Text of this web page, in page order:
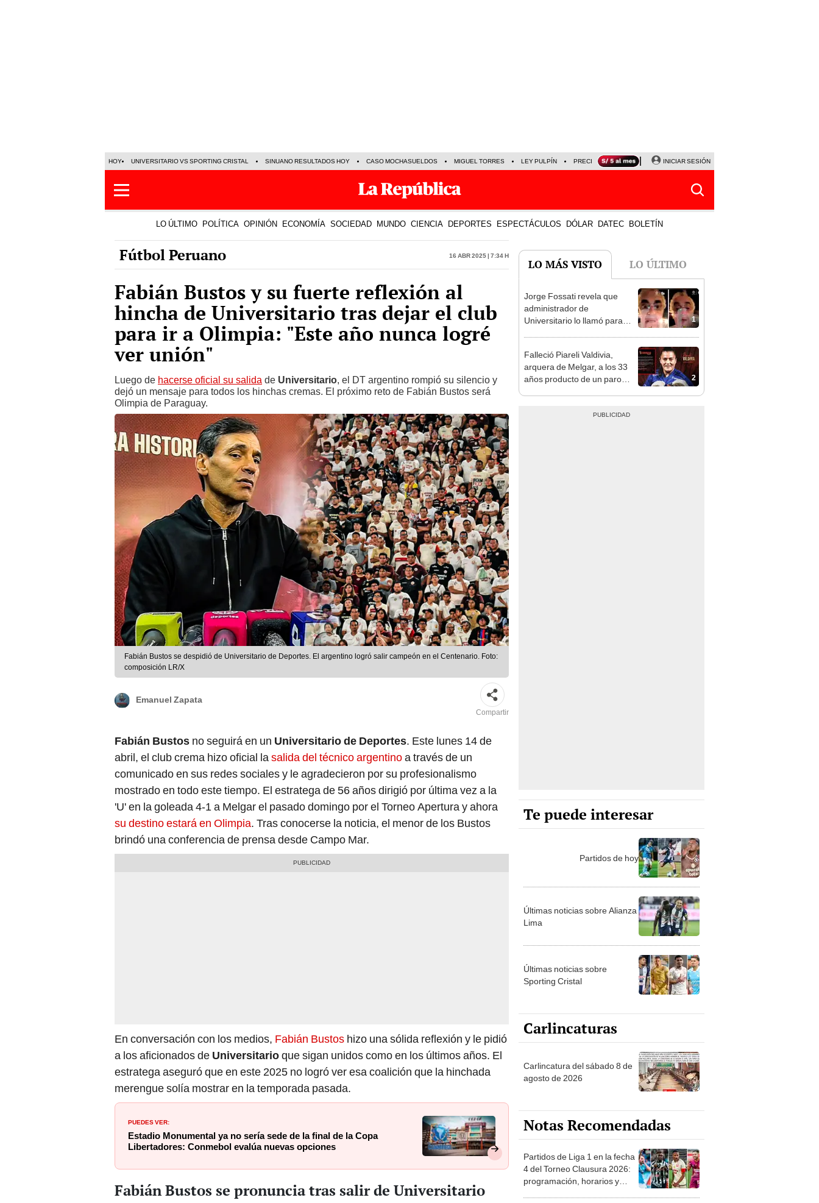
HOY UNIVERSITARIO VS SPORTING CRISTAL SINUANO RESULTADOS HOY CASO MOCHASUELDOS MIGUEL TORRES LEY PULPÍN PRECIO DEL DÓLAR CORTE DE LUZ VIERNES 7 DE AGOSTO
INICIAR SESIÓN
LO ÚLTIMO POLÍTICA OPINIÓN ECONOMÍA SOCIEDAD MUNDO CIENCIA DEPORTES ESPECTÁCULOS DÓLAR DATEC BOLETÍN
Fútbol Peruano 16 Abr 2025 | 7:34 h
Fabián Bustos y su fuerte reflexión al
hincha de Universitario tras dejar el club
para ir a Olimpia: "Este año nunca logré
ver unión"
Luego de hacerse oficial su salida de Universitario, el DT argentino rompió su silencio y
dejó un mensaje para todos los hinchas cremas. El próximo reto de Fabián Bustos será
Olimpia de Paraguay.
Fabián Bustos se despidió de Universitario de Deportes. El argentino logró salir campeón en el Centenario. Foto:
composición LR/X
Emanuel Zapata
Compartir
Fabián Bustos no seguirá en un Universitario de Deportes. Este lunes 14 de
abril, el club crema hizo oficial lasalida del técnico argentinoa través de un
comunicado en sus redes sociales y le agradecieron por su profesionalismo
mostrado en todo este tiempo. El estratega de 56 años dirigió por última vez a la
'U' en la goleada 4-1 a Melgar el pasado domingo por el Torneo Apertura y ahora
su destino estará en Olimpia. Tras conocerse la noticia, el menor de los Bustos
brindó una conferencia de prensa desde Campo Mar.
En conversación con los medios, Fabián Bustos hizo una sólida reflexión y le pidió
a los aficionados de Universitarioque sigan unidos como en los últimos años. El
estratega aseguró que en este 2025 no logró ver esa coalición que la hinchada
merengue solía mostrar en la temporada pasada.
PUEDES VER:
Estadio Monumental ya no sería sede de la final de la Copa
Libertadores: Conmebol evalúa nuevas opciones
Fabián Bustos se pronuncia tras salir de Universitario
LO MÁS VISTO LO ÚLTIMO
1
Jorge Fossati revela que
administrador de
Universitario lo llamó para
"Estoy triste"
2
Falleció Piareli Valdivia,
arquera de Melgar, a los 33
años producto de un paro
Te puede interesar
Partidos de hoy
Últimas noticias sobre Alianza
Lima
Últimas noticias sobre
Sporting Cristal
Carlincaturas
Carlincatura del sábado 8 de
agosto de 2026
Notas Recomendadas
Partidos de Liga 1 en la fecha
4 del Torneo Clausura 2026:
programación, horarios y